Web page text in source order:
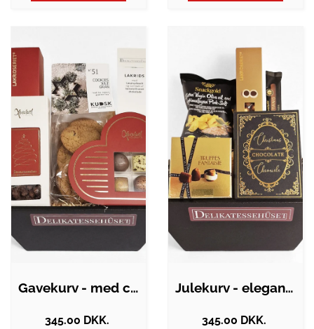
Gavekurv - med cookies, brændte mandler…
345.00 DKK.
Julekurv - elegant gavekurv med søde…
345.00 DKK.